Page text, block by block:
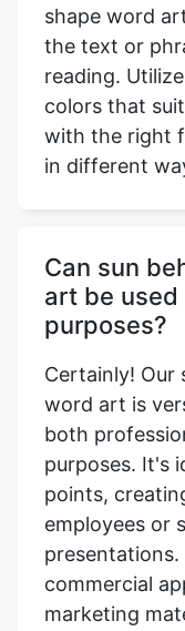
shape word
the text or
reading.
colors that
with the right
in different
Can sun
art be
purposes?
Certainly! Our
word art is
both
purposes. It's
points,
employees or
commercial
marketing